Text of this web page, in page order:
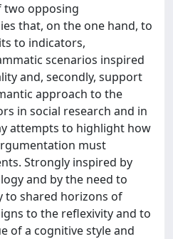
two opposing
that, on the one hand, to
to indicators,
scenarios inspired
and, secondly, support
approach to the
in social research and in
attempts to highlight how
must
Strongly inspired by
and by the need to
to shared horizons of
to the reflexivity and to
of a cognitive style and